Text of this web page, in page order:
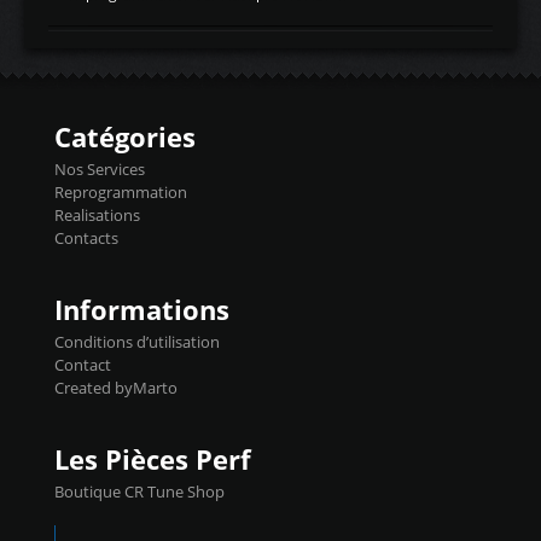
d'admissiontemp ex. pour atmo -30- 80°C
temperaturetemperature ldr moteurtemp
Injecteurs + Flashpro 1370€ TTC Le
précise et performante. Vous pourrez
basculer de la carto sans plomb à Ethanol à
l'aide du flashpro OPTION ECONOMIQUES
Reprog SP 98 sur le calculateur d'origine
450€ TTC Un gain d'environ 10cv et 15nm
Catégories
Nos Services
Reprogrammation
Realisations
Contacts
Informations
Conditions d’utilisation
Contact
Created byMarto
Les Pièces Perf
Boutique CR Tune Shop